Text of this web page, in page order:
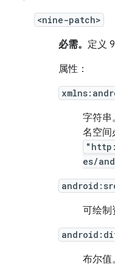
<nine-patch>
必需。 定义
属性：
字符串。
名空间
es/
可绘制
布尔值。